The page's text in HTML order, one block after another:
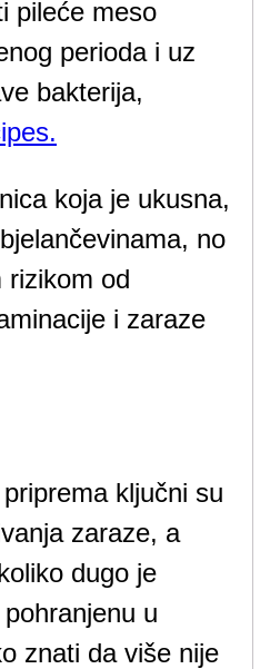
pileće meso
perioda i uz
bakterija,
koja je ukusna,
no
rizikom od
i zaraze
ključni su
zaraze, a
dugo je
u
znati da više nije